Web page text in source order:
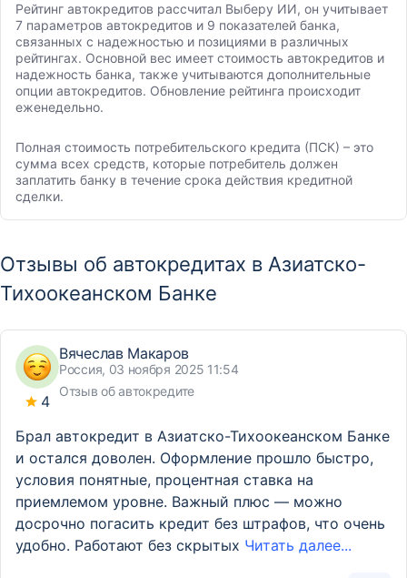
Рейтинг автокредитов рассчитал Выберу ИИ, он учитывает
7 параметров автокредитов и 9 показателей банка,
связанных с надежностью и позициями в различных
рейтингах. Основной вес имеет стоимость автокредитов и
надежность банка, также учитываются дополнительные
опции автокредитов. Обновление рейтинга происходит
еженедельно.
Полная стоимость потребительского кредита (ПСК) – это
сумма всех средств, которые потребитель должен
заплатить банку в течение срока действия кредитной
сделки.
Отзывы об автокредитах в Азиатско-
Тихоокеанском Банке
4
Вячеслав Макаров
Россия, 03 ноября 2025 11:54
Отзыв об автокредите
Брал автокредит в Азиатско-Тихоокеанском Банке
и остался доволен. Оформление прошло быстро,
условия понятные, процентная ставка на
приемлемом уровне. Важный плюс — можно
досрочно погасить кредит без штрафов, что очень
удобно. Работают без скрытых Читать далее...